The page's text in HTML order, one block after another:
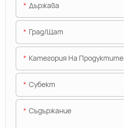
Държава
Град/щат
Категория На Продуктите
Субект
Съдържание